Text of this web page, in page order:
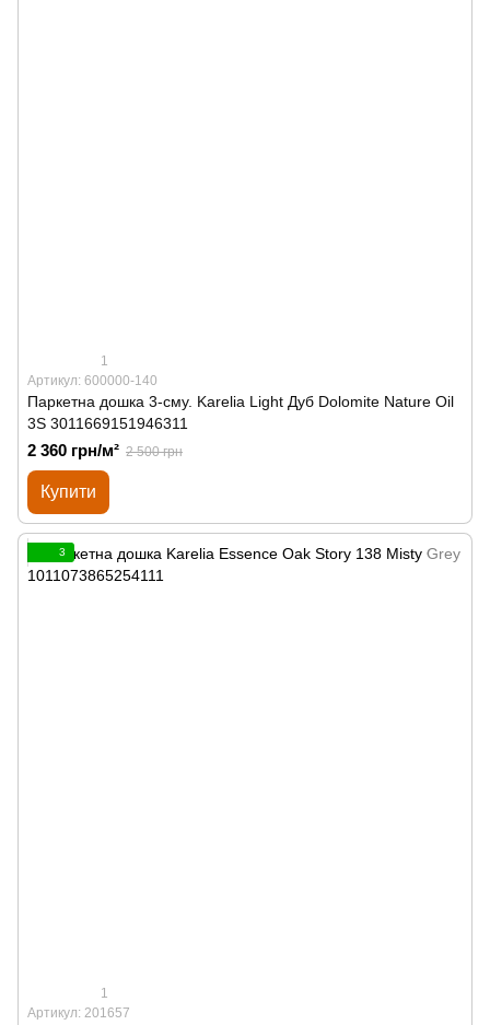
1
Артикул: 600000-140
Паркетна дошка 3-сму. Karelia Light Дуб Dolomite Nature Oil
3S 3011669151946311
2 360 грн/м² 2 500 грн
Купити
3
1
Артикул: 201657